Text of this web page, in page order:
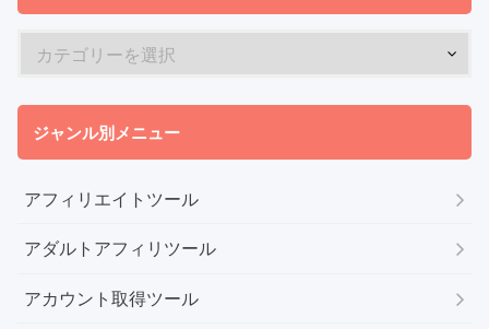
ジャンル別メニュー
アフィリエイトツール
アダルトアフィリツール
アカウント取得ツール